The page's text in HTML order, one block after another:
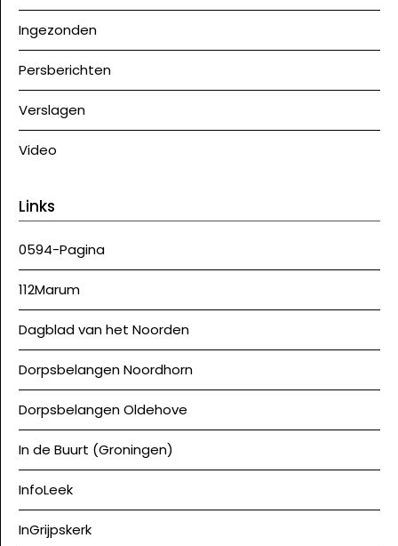
Ingezonden
Persberichten
Verslagen
Video
Links
0594-Pagina
112Marum
Dagblad van het Noorden
Dorpsbelangen Noordhorn
Dorpsbelangen Oldehove
In de Buurt (Groningen)
InfoLeek
InGrijpskerk